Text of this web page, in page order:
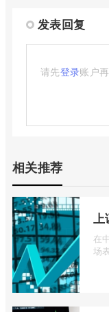
发表回复
请先登录账户
相关推荐
在
场